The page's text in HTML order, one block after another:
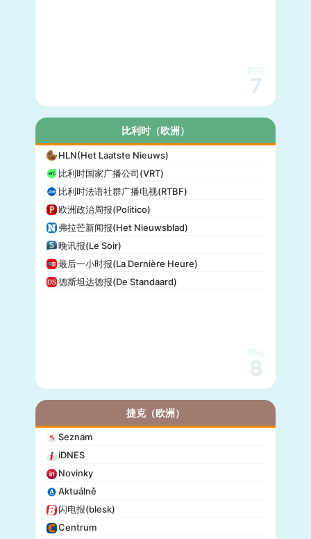
网站
7
比利时（欧洲）
HLN(Het Laatste Nieuws)
比利时国家广播公司(VRT)
比利时法语社群广播电视(RTBF)
欧洲政治周报(Politico)
弗拉芒新闻报(Het Nieuwsblad)
晚讯报(Le Soir)
最后一小时报(La Dernière Heure)
德斯坦达德报(De Standaard)
网站
8
捷克（欧洲）
Seznam
iDNES
Novinky
Aktuálně
闪电报(blesk)
Centrum